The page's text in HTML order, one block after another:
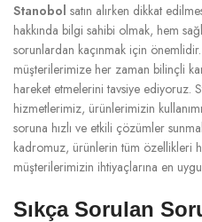
Stanobol satın alırken dikkat
hakkında bilgi sahibi olmak, hem
sorunlardan kaçınmak için
müşterilerimize her zaman bilinçli
hareket etmelerini tavsiye ediyoruz.
hizmetlerimiz, ürünlerimizin
soruna hızlı ve etkili çözümler
kadromuz, ürünlerin tüm özellikleri
müşterilerimizin ihtiyaçlarına en
Sıkça Sorulan